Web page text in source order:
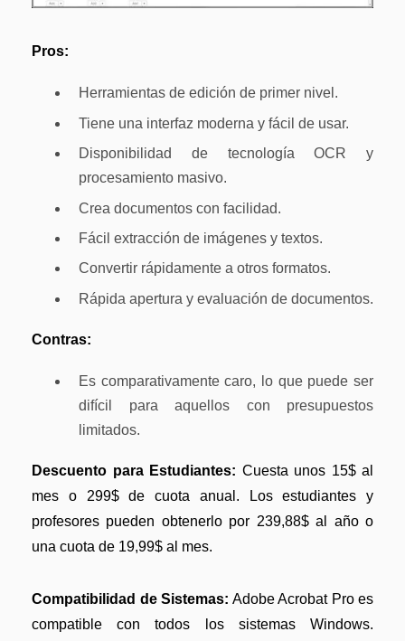
Pros:
Herramientas de edición de primer nivel.
Tiene una interfaz moderna y fácil de usar.
Disponibilidad de tecnología OCR y
procesamiento masivo.
Crea documentos con facilidad.
Fácil extracción de imágenes y textos.
Convertir rápidamente a otros formatos.
Rápida apertura y evaluación de documentos.
Contras:
Es comparativamente caro, lo que puede ser
difícil para aquellos con presupuestos
limitados.
Descuento para Estudiantes: Cuesta unos 15$ al
mes o 299$ de cuota anual. Los estudiantes y
profesores pueden obtenerlo por 239,88$ al año o
una cuota de 19,99$ al mes.
Compatibilidad de Sistemas: Adobe Acrobat Pro es
compatible con todos los sistemas Windows.